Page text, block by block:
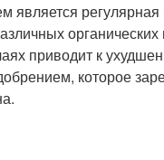
приводит к
которое